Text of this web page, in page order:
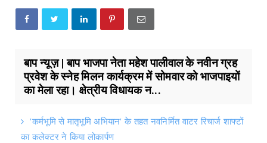
बाप न्यूज़ | बाप भाजपा नेता महेश पालीवाल के नवीन ग्रह
प्रवेश के स्नेह मिलन कार्यक्रम में सोमवार को भाजपाइयों
का मेला रहा। क्षेत्रीय विधायक न...
'कर्मभूमि से मातृभूमि अभियान' के तहत नवनिर्मित वाटर रिचार्ज शाफ्टों
का कलेक्टर ने किया लोकार्पण